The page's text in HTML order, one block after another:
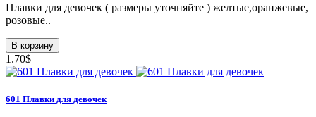
Плавки для девочек ( размеры уточняйте ) желтые,оранжевые,
розовые..
В корзину
1.70$
601 Плавки для девочек